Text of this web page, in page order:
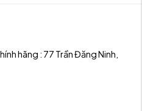
hãng : 77 Trần Đăng Ninh,